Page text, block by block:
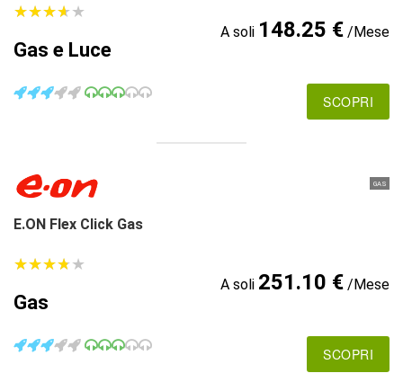
★★★★★
★★★★★
Gas e Luce
A soli 148.25 €/Mese
SCOPRI
GAS
E.ON Flex Click Gas
★★★★★
★★★★★
Gas
A soli 251.10 €/Mese
SCOPRI